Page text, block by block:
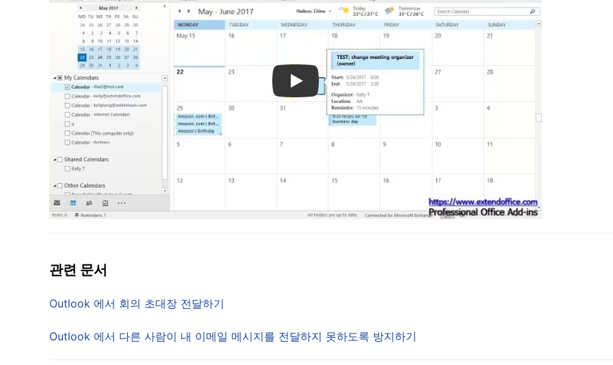
Play
관련 문서
Outlook 에서 회의 초대장 전달하기
Outlook 에서 다른 사람이 내 이메일 메시지를 전달하지 못하도록 방지하기